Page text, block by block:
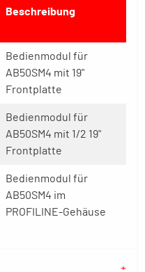
Beschreibung
Bedienmodul für
AB50SM4 mit 19"
Frontplatte
Bedienmodul für
AB50SM4 mit 1/2 19"
Frontplatte
Bedienmodul für
AB50SM4 im
PROFILINE-Gehäuse